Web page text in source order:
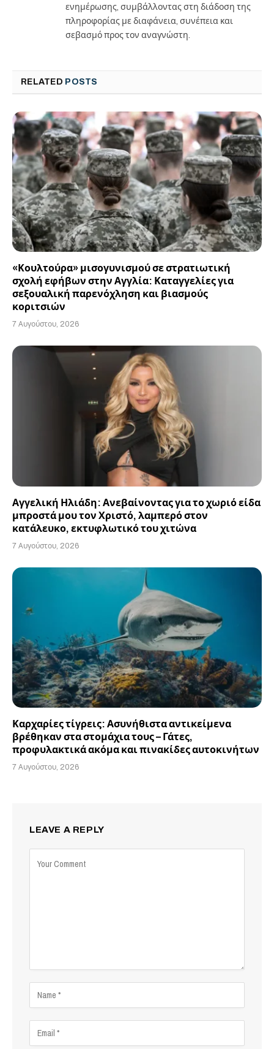
ενημέρωσης, συμβάλλοντας στη διάδοση της
πληροφορίας με διαφάνεια, συνέπεια και
σεβασμό προς τον αναγνώστη.
RELATED POSTS
«Κουλτούρα» μισογυνισμού σε στρατιωτική
σχολή εφήβων στην Αγγλία: Καταγγελίες για
σεξουαλική παρενόχληση και βιασμούς
κοριτσιών
7 Αυγούστου, 2026
Αγγελική Ηλιάδη: Ανεβαίνοντας για το χωριό είδα
μπροστά μου τον Χριστό, λαμπερό στον
κατάλευκο, εκτυφλωτικό του χιτώνα
7 Αυγούστου, 2026
Καρχαρίες τίγρεις: Ασυνήθιστα αντικείμενα
βρέθηκαν στα στομάχια τους – Γάτες,
προφυλακτικά ακόμα και πινακίδες αυτοκινήτων
7 Αυγούστου, 2026
LEAVE A REPLY